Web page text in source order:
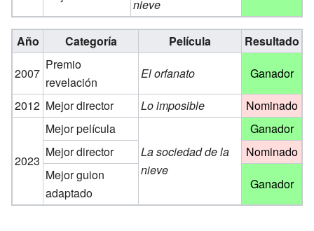
nieve
Año Categoría Película
Resultado
2007
Premio
revelación
El orfanato
Ganador
2012 Mejor director Lo imposible Nominado
2023
Mejor película
La sociedad de la
nieve
Ganador
Mejor director
Nominado
Mejor guion
adaptado
Ganador